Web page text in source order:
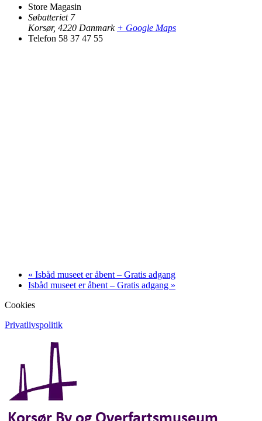
Store Magasin
Søbatteriet 7
Korsør, 4220 Danmark + Google Maps
Telefon 58 37 47 55
« Isbåd museet er åbent – Gratis adgang
Isbåd museet er åbent – Gratis adgang »
Cookies
Privatlivspolitik